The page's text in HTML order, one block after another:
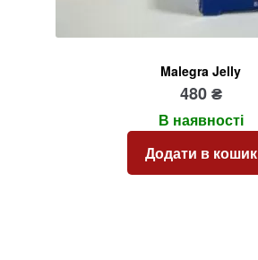
Malegra Jelly
480₴
В наявності
Додати в кошик